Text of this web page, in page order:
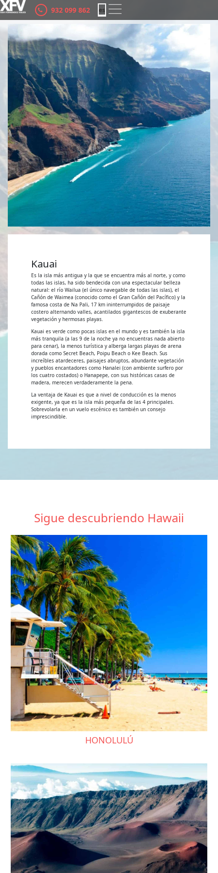
932 099 862
es
ca
Kauai
Es la isla más antigua y la que se encuentra más al norte, y como
todas las islas, ha sido bendecida con una espectacular belleza
natural: el río Wailua (el único navegable de todas las islas), el
Cañón de Waimea (conocido como el Gran Cañón del Pacífico) y la
famosa costa de Na Pali, 17 km ininterrumpidos de paisaje
costero alternando valles, acantilados gigantescos de exuberante
vegetación y hermosas playas.
Kauai es verde como pocas islas en el mundo y es también la isla
más tranquila (a las 9 de la noche ya no encuentras nada abierto
para cenar), la menos turística y alberga largas playas de arena
dorada como Secret Beach, Poipu Beach o Kee Beach. Sus
increíbles atardeceres, paisajes abruptos, abundante vegetación
y pueblos encantadores como Hanalei (con ambiente surfero por
los cuatro costados) o Hanapepe, con sus históricas casas de
madera, merecen verdaderamente la pena.
La ventaja de Kauai es que a nivel de conducción es la menos
exigente, ya que es la isla más pequeña de las 4 principales.
Sobrevolarla en un vuelo escénico es también un consejo
imprescindible.
Sigue descubriendo Hawaii
HONOLULÚ